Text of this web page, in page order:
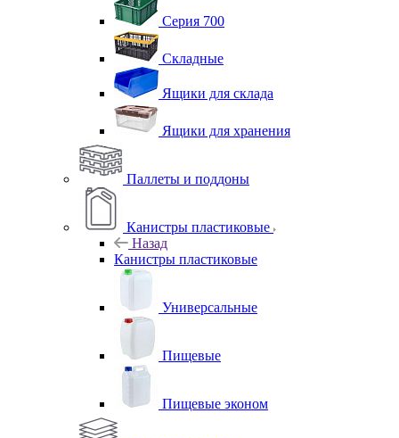
Серия 700
Складные
Ящики для склада
Ящики для хранения
Паллеты и поддоны
Канистры пластиковые
Назад
Канистры пластиковые
Универсальные
Пищевые
Пищевые эконом